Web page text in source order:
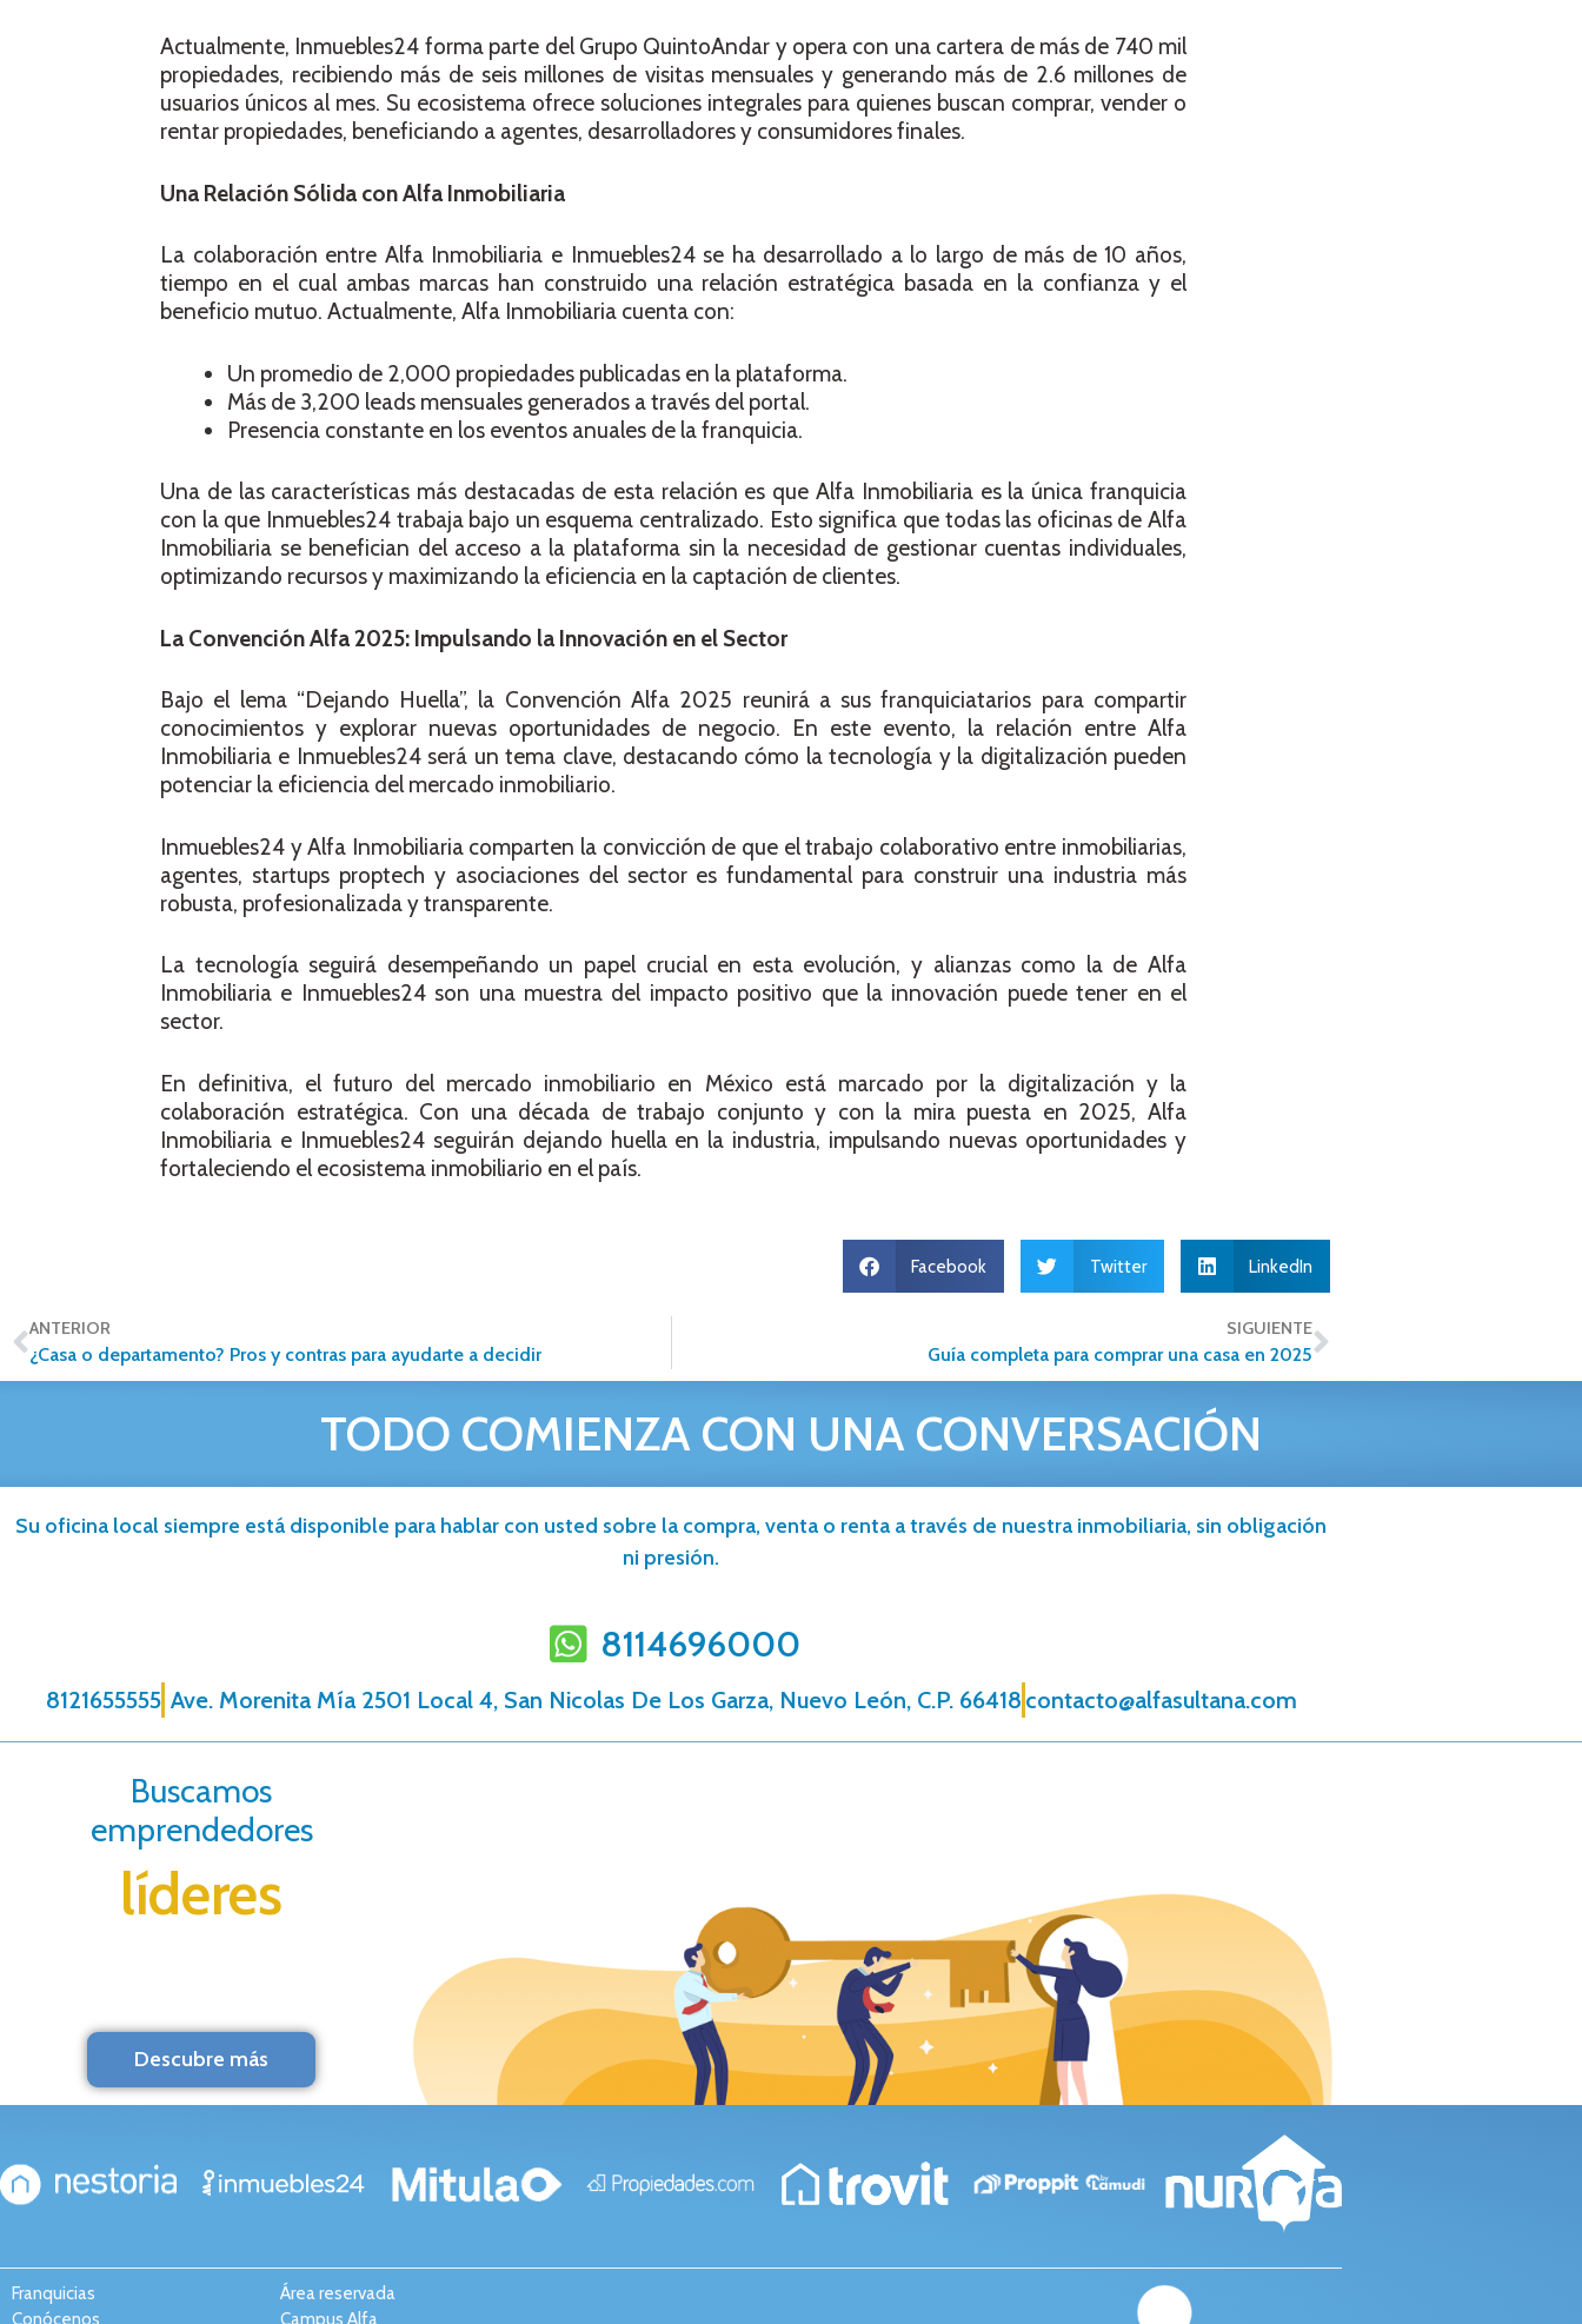
Actualmente, Inmuebles24 forma parte del Grupo QuintoAndar y opera con una cartera de más de 740 mil
propiedades, recibiendo más de seis millones de visitas mensuales y generando más de 2.6 millones de
usuarios únicos al mes. Su ecosistema ofrece soluciones integrales para quienes buscan comprar, vender o
rentar propiedades, beneficiando a agentes, desarrolladores y consumidores finales.
Una Relación Sólida con Alfa Inmobiliaria
La colaboración entre Alfa Inmobiliaria e Inmuebles24 se ha desarrollado a lo largo de más de 10 años,
tiempo en el cual ambas marcas han construido una relación estratégica basada en la confianza y el
beneficio mutuo. Actualmente, Alfa Inmobiliaria cuenta con:
Un promedio de 2,000 propiedades publicadas en la plataforma.
Más de 3,200 leads mensuales generados a través del portal.
Presencia constante en los eventos anuales de la franquicia.
Una de las características más destacadas de esta relación es que Alfa Inmobiliaria es la única franquicia
con la que Inmuebles24 trabaja bajo un esquema centralizado. Esto significa que todas las oficinas de Alfa
Inmobiliaria se benefician del acceso a la plataforma sin la necesidad de gestionar cuentas individuales,
optimizando recursos y maximizando la eficiencia en la captación de clientes.
La Convención Alfa 2025: Impulsando la Innovación en el Sector
Bajo el lema “Dejando Huella”, la Convención Alfa 2025 reunirá a sus franquiciatarios para compartir
conocimientos y explorar nuevas oportunidades de negocio. En este evento, la relación entre Alfa
Inmobiliaria e Inmuebles24 será un tema clave, destacando cómo la tecnología y la digitalización pueden
potenciar la eficiencia del mercado inmobiliario.
Inmuebles24 y Alfa Inmobiliaria comparten la convicción de que el trabajo colaborativo entre inmobiliarias,
agentes, startups proptech y asociaciones del sector es fundamental para construir una industria más
robusta, profesionalizada y transparente.
La tecnología seguirá desempeñando un papel crucial en esta evolución, y alianzas como la de Alfa
Inmobiliaria e Inmuebles24 son una muestra del impacto positivo que la innovación puede tener en el
sector.
En definitiva, el futuro del mercado inmobiliario en México está marcado por la digitalización y la
colaboración estratégica. Con una década de trabajo conjunto y con la mira puesta en 2025, Alfa
Inmobiliaria e Inmuebles24 seguirán dejando huella en la industria, impulsando nuevas oportunidades y
fortaleciendo el ecosistema inmobiliario en el país.
Facebook Twitter LinkedIn
ANTERIOR
¿Casa o departamento? Pros y contras para ayudarte a decidir
SIGUIENTE
Guía completa para comprar una casa en 2025
TODO COMIENZA CON UNA CONVERSACIÓN
Su oficina local siempre está disponible para hablar con usted sobre la compra, venta o renta a través de nuestra inmobiliaria, sin obligación
ni presión.
8114696000
8121655555 Ave. Morenita Mí­a 2501 Local 4, San Nicolas De Los Garza, Nuevo León, C.P. 66418 contacto@alfasultana.com
Buscamos
emprendedores
líderes
Descubre más
Franquicias
Conócenos
Área reservada
Campus Alfa